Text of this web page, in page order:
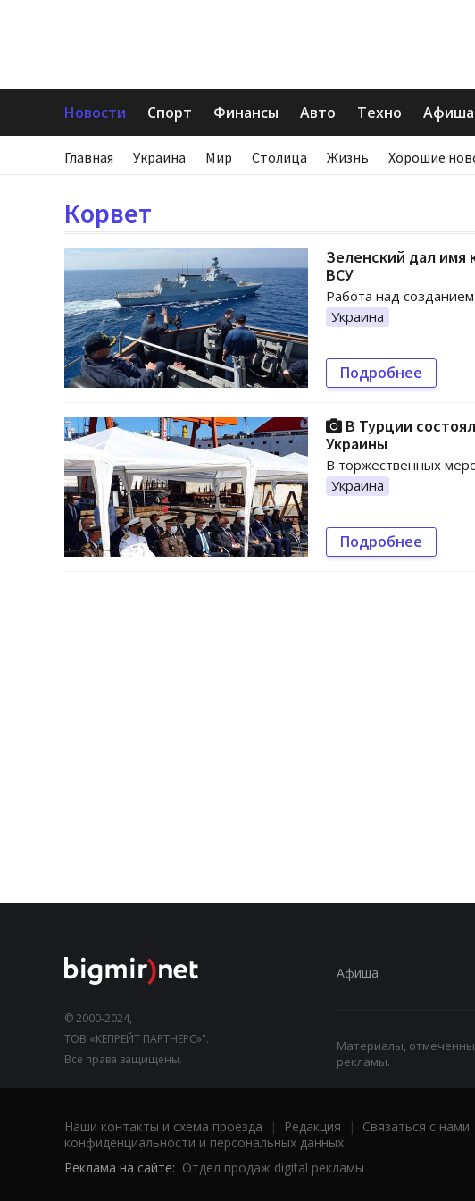
Новости Спорт Финансы Авто Техно Афиша
Главная Украина Мир Столица Жизнь Хорошие
Корвет
Зеленский дал имя
ВСУ
Работа над
Украина
Подробнее
В Турции
Украины
В торжественных
Украина
Подробнее
© 2000-2024,
ТОВ «КЕПРЕЙТ ПАРТНЕРС»".
Все права защищены.
Афиша
Материалы,
рекламы.
Наши контакты и схема проезда | Редакция | Связаться с нами
конфиденциальности и персональных данных
Реклама на сайте: Отдел продаж digital рекламы